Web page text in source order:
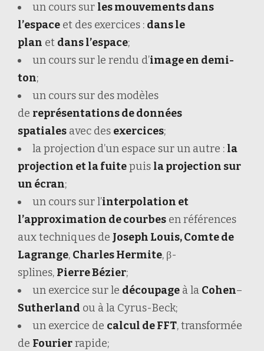
un cours sur les mouvements dans
l’espace et des exercices : dans le
plan et dans l’espace;
un cours sur le rendu d’image en demi-
ton;
un cours sur des modèles
de représentations de données
spatiales avec des exercices;
la projection d’un espace sur un autre : la
projection et la fuitepuis la projection sur
un écran;
un cours sur l’interpolation et
l’approximation de courbes en références
aux techniques de Joseph Louis, Comte de
Lagrange, Charles Hermite, β-
splines, Pierre Bézier;
un exercice sur le découpage à la Cohen–
Sutherland ou à la Cyrus-Beck;
un exercice de calcul de FFT, transformée
de Fourierrapide;